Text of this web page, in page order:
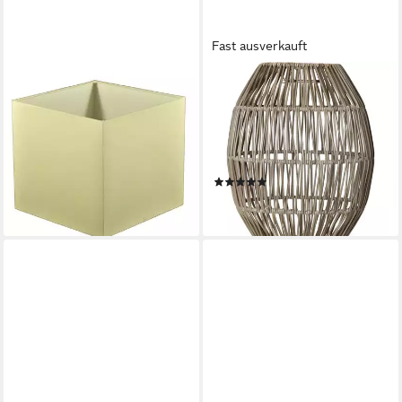
DIRK DAVIDS LEUCHTEN GMBH
Lampenschirm Lampenschirm
für Tischleuchte in Vierkant
lieferbar - in 2-3 Werktagen bei dir
Fast ausverkauft
STAR TRADING
Lampenschirm Dekoleuchte
Lampenschirm Rattan H:
30cm für E27 Fassungen
Außen beige
(1)
38,95 €
lieferbar - in 2-3 Werktagen bei dir